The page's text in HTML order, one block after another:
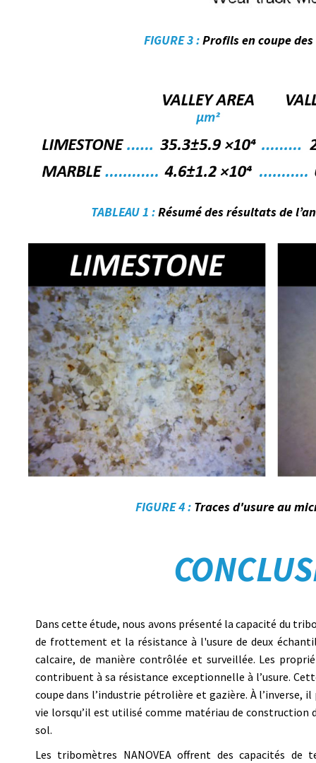
FIGURE 3 :Profils en coupe
TABLEAU 1 :Résumé des résultats de
FIGURE 4 : Traces d'usure au
Dans cette étude, nous avons présenté la capacité du
de frottement et la résistance à l'usure de deux
calcaire, de manière contrôlée et surveillée. Les
contribuent à sa résistance exceptionnelle à l’usure.
coupe dans l’industrie pétrolière et gazière. À l’inverse,
vie lorsqu’il est utilisé comme matériau de construction
sol.
Les tribomètres NANOVEA offrent des capacités